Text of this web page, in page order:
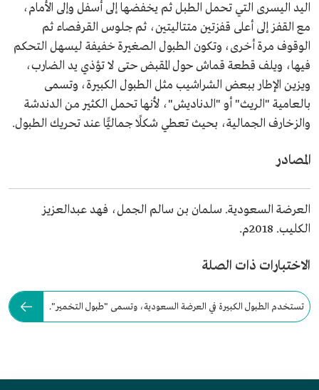
اليد اليسرى التي تحمل الطبل ثم يخفضها إلى أسفل وإلى الأمام،
مع القفز إلى أعلى قفزتين متتاليتين، ثم جلوس القرفصاء ثم
الوقوف مرة أخرى، وتكون الطبول الصغيرة خفيفة ليسهل التحكم
فيها، ويلف قطعة قماش حول المقبض حتى لا تؤذي يد الضارب،
ويزين الإطار ببعض الشراشيب مثل الطبول الكبيرة، وتسمى
بالعامية "الريث" أو "الدناديش"، لأنها تحمل الكثير من الدندشة
والزخارف الجمالية، بحيث تعطي شكلًا جماليًّا عند تحريك الطبول.
المصادر
العرضة السعودية. سلمان بن سالم الجمل، فهد عبدالعزيز
الكليب. 2018م.
الاختبارات ذات الصلة
تستخدم الطبول الكبيرة في العرضة السعودية، وتسمى "طبول التخمير".